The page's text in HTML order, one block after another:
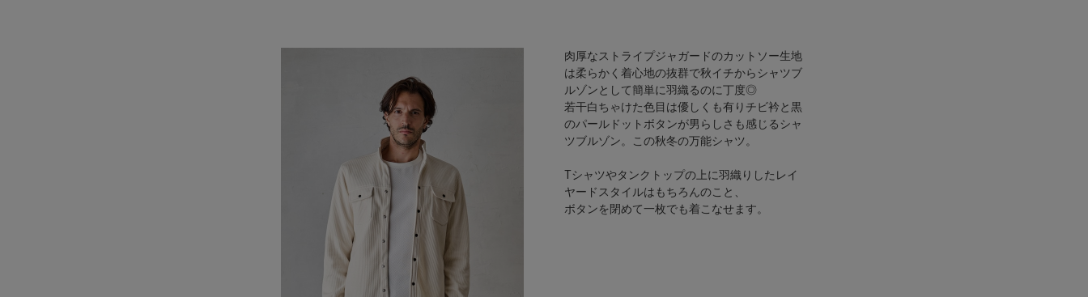
肉厚なストライプジャガードのカットソー生地
は柔らかく着心地の抜群で秋イチからシャツブ
ルゾンとして簡単に羽織るのに丁度◎
若干白ちゃけた色目は優しくも有りチビ衿と黒
のパールドットボタンが男らしさも感じるシャ
ツブルゾン。この秋冬の万能シャツ。
Tシャツやタンクトップの上に羽織りしたレイ
ヤードスタイルはもちろんのこと、
ボタンを閉めて一枚でも着こなせます。